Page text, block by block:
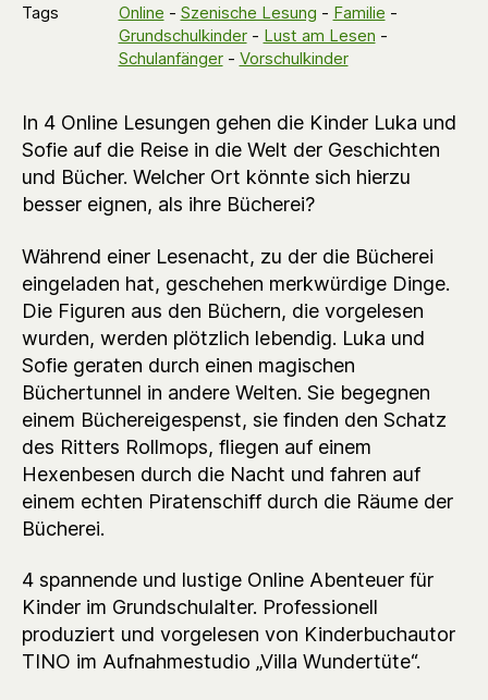
Tags
Online - Szenische Lesung - Familie -
Grundschulkinder- Lust am Lesen -
Schulanfänger- Vorschulkinder
In 4 Online Lesungen gehen die Kinder Luka und
Sofie auf die Reise in die Welt der Geschichten
und Bücher. Welcher Ort könnte sich hierzu
besser eignen, als ihre Bücherei?
Während einer Lesenacht, zu der die Bücherei
eingeladen hat, geschehen merkwürdige Dinge.
Die Figuren aus den Büchern, die vorgelesen
wurden, werden plötzlich lebendig. Luka und
Sofie geraten durch einen magischen
Büchertunnel in andere Welten. Sie begegnen
einem Büchereigespenst, sie finden den Schatz
des Ritters Rollmops, fliegen auf einem
Hexenbesen durch die Nacht und fahren auf
einem echten Piratenschiff durch die Räume der
Bücherei.
4 spannende und lustige Online Abenteuer für
Kinder im Grundschulalter. Professionell
produziert und vorgelesen von Kinderbuchautor
TINO im Aufnahmestudio „Villa Wundertüte“.